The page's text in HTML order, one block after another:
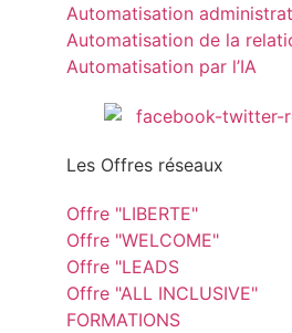
Automatisation
Automatisation de la
Automatisation par l’IA
Les Offres réseaux
Offre "LIBERTE"
Offre "WELCOME"
Offre "LEADS
Offre "ALL INCLUSIVE"
FORMATIONS